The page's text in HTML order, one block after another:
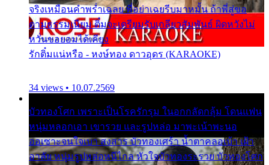
จริงเหมือนคำพร่ำเฉลย พี่อย่าเฉยรีบมาหมั้น ถ้าพี่สู่ขอ
ตามธรรมเนียม ติ๋มจะเตรียมรับเกลียวสัมพันธ์ ผิดหวังไม่
หวั่นขอยอมได้เคียง
รักติ๋มแน่หรือ - หงษ์ทอง ดาวอุดร (KARAOKE)
34 views • 10.07.2569
บัวทองโศก เพราะเป็นโรครักรุม ในอกกลัดกลุ้ม โดนแฟน
หนุ่มหลอกเอา เขารวย และรูปหล่อ มาพะเน้าพะนอ
ออเซาะจนใจเบา สงสาร บัวทองเศร้า น้ำตาคลอเบ้า เฝ้า
อาลัย หนุ่มรูปหล่อหนีไกล หัวใจบัวทองระรวย บัวทองโศก